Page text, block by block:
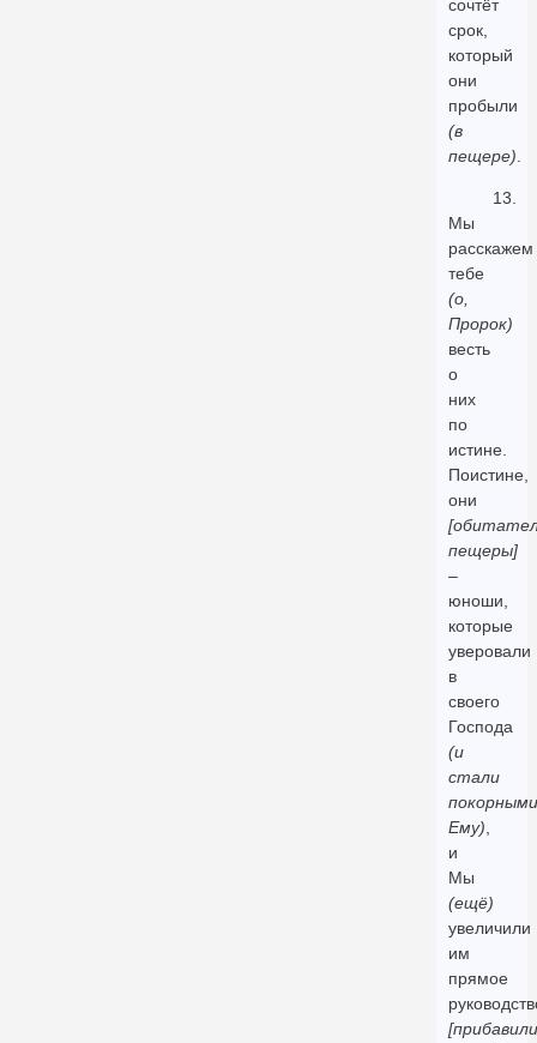
сочтёт
срок,
который
они
пробыли
(в
пещере).
13.
Мы
расскажем
тебе
(о,
Пророк)
весть
о
них
по
истине.
Поистине,
они
пещеры]
–
юноши,
которые
уверовали
в
своего
Господа
(и
стали
покорными
Ему),
и
Мы
(ещё)
увеличили
им
прямое
[прибавили